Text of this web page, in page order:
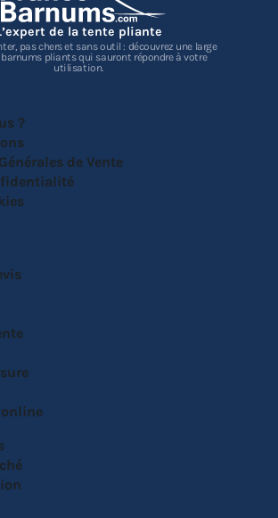
de la tente pliante
pas chers et sans outil : découvrez une large
pliants qui sauront répondre à votre
utilisation.
?
de Vente